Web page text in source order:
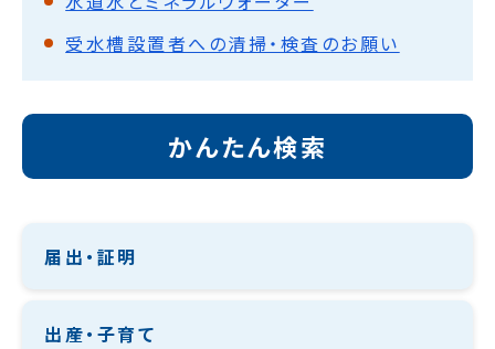
受水槽設置者への清掃・検査のお願い
かんたん検索
届出・証明
出産・子育て